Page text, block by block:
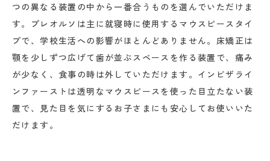
つの異なる装置の中から一番合うものを選んでいただけま
す。プレオルソは主に就寝時に使用するマウスピースタイ
プで、学校生活への影響がほとんどありません。床矯正は
顎を少しずつ広げて歯が並ぶスペースを作る装置で、痛み
が少なく、食事の時は外していただけます。インビザライ
ンファーストは透明なマウスピースを使った目立たない装
置で、見た目を気にするお子さまにも安心してお使いいた
だけます。